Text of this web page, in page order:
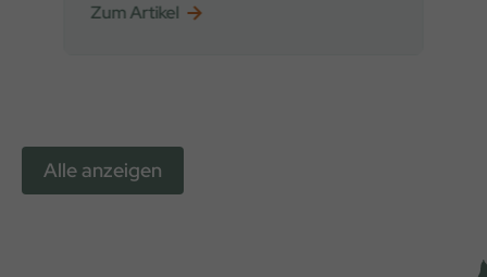
Zum Artikel
Alle anzeigen